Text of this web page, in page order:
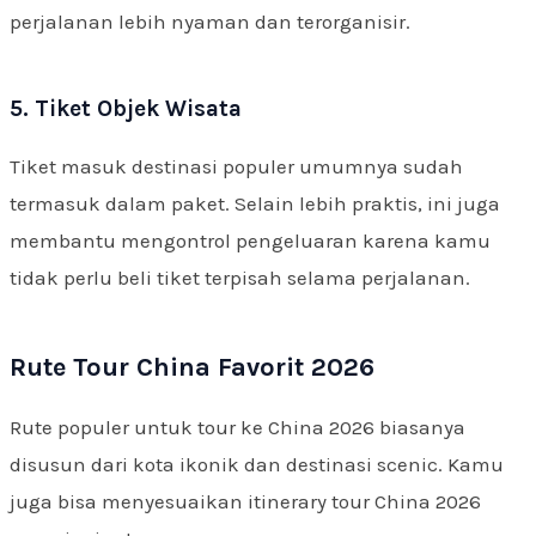
perjalanan lebih nyaman dan terorganisir.
5. Tiket Objek Wisata
Tiket masuk destinasi populer umumnya sudah
termasuk dalam paket. Selain lebih praktis, ini juga
membantu mengontrol pengeluaran karena kamu
tidak perlu beli tiket terpisah selama perjalanan.
Rute Tour China Favorit 2026
Rute populer untuk tour ke China 2026 biasanya
disusun dari kota ikonik dan destinasi scenic. Kamu
juga bisa menyesuaikan itinerary tour China 2026